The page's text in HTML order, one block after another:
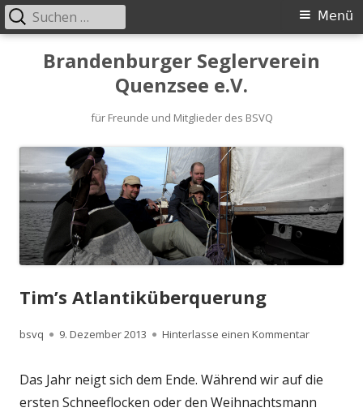
Brandenburger Seglerverein
Quenzsee e.V.
für Freunde und Mitglieder des BSVQ
Primäres
Menü
Menü
Suchen
nach:
Tim’s Atlantiküberquerung
Autor
bsvq
Veröffentlicht
9. Dezember 2013 Hinterlasse einen Kommentarzu Tim’s
Das Jahr neigt sich dem Ende. Während wir auf die
ersten Schneeflocken oder den Weihnachtsmann